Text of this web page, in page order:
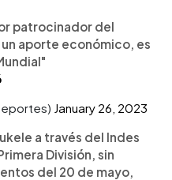
patrocinador del
aporte económico, es
January 26, 2023
a través del Indes
División, sin
del 20 de mayo,